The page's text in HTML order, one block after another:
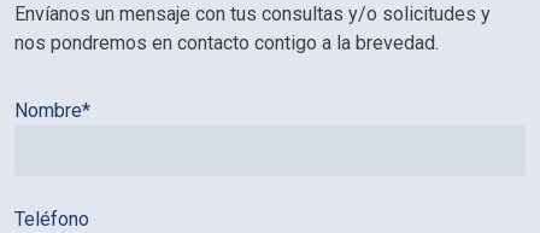
Envíanos un mensaje con tus consultas y/o solicitudes y
nos pondremos en contacto contigo a la brevedad.
Nombre*
Teléfono